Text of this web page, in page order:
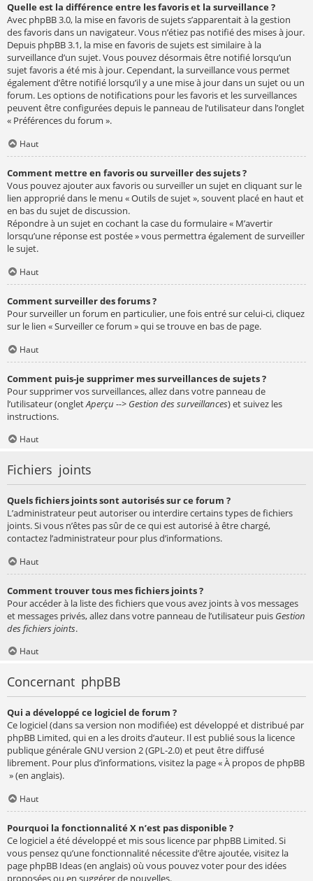
Quelle est la différence entre les favoris et la surveillance ?
Avec phpBB 3.0, la mise en favoris de sujets s’apparentait à la gestion
des favoris dans un navigateur. Vous n’étiez pas notifié des mises à jour.
Depuis phpBB 3.1, la mise en favoris de sujets est similaire à la
surveillance d’un sujet. Vous pouvez désormais être notifié lorsqu’un
sujet favoris a été mis à jour. Cependant, la surveillance vous permet
également d’être notifié lorsqu’il y a une mise à jour dans un sujet ou un
forum. Les options de notifications pour les favoris et les surveillances
peuvent être configurées depuis le panneau de l’utilisateur dans l’onglet
« Préférences du forum ».
Haut
Comment mettre en favoris ou surveiller des sujets ?
Vous pouvez ajouter aux favoris ou surveiller un sujet en cliquant sur le
lien approprié dans le menu « Outils de sujet », souvent placé en haut et
en bas du sujet de discussion.
Répondre à un sujet en cochant la case du formulaire « M’avertir
lorsqu’une réponse est postée » vous permettra également de surveiller
le sujet.
Haut
Comment surveiller des forums ?
Pour surveiller un forum en particulier, une fois entré sur celui-ci, cliquez
sur le lien « Surveiller ce forum » qui se trouve en bas de page.
Haut
Comment puis-je supprimer mes surveillances de sujets ?
Pour supprimer vos surveillances, allez dans votre panneau de
l’utilisateur (ongletAperçu --> Gestion des surveillances) et suivez les
instructions.
Haut
Fichiers joints
Quels fichiers joints sont autorisés sur ce forum ?
L’administrateur peut autoriser ou interdire certains types de fichiers
joints. Si vous n’êtes pas sûr de ce qui est autorisé à être chargé,
contactez l’administrateur pour plus d’informations.
Haut
Comment trouver tous mes fichiers joints ?
Pour accéder à la liste des fichiers que vous avez joints à vos messages
et messages privés, allez dans votre panneau de l’utilisateur puis Gestion
des fichiers joints.
Haut
Concernant phpBB
Qui a développé ce logiciel de forum ?
Ce logiciel (dans sa version non modifiée) est développé et distribué par
phpBB Limited, qui en a les droits d’auteur. Il est publié sous la licence
publique générale GNU version 2 (GPL-2.0) et peut être diffusé
librement. Pour plus d’informations, visitez la page «À propos de phpBB
» (en anglais).
Haut
Pourquoi la fonctionnalité X n’est pas disponible ?
Ce logiciel a été développé et mis sous licence par phpBB Limited. Si
vous pensez qu’une fonctionnalité nécessite d’être ajoutée, visitez la
page phpBB Ideas(en anglais) où vous pouvez voter pour des idées
proposées ou en suggérer de nouvelles.